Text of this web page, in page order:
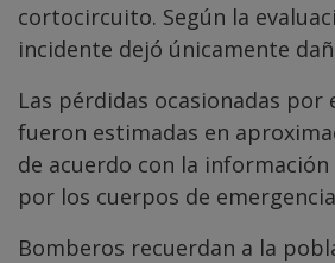
cortocircuito. Según la
incidente dejó únicamente
Las pérdidas ocasionadas por
fueron estimadas en
de acuerdo con la
por los cuerpos de
Bomberos recuerdan a la